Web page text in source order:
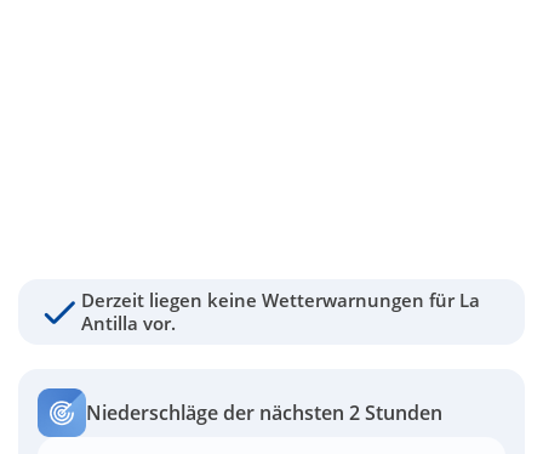
Derzeit liegen keine Wetterwarnungen für La
Antilla vor.
Niederschläge der nächsten 2 Stunden